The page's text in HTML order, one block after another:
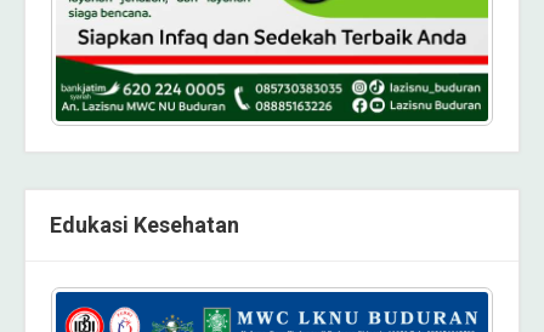
Edukasi Kesehatan